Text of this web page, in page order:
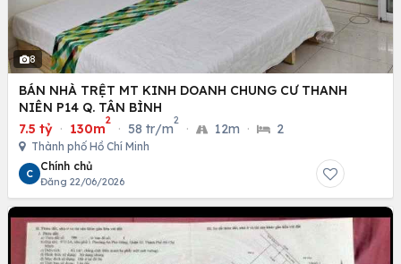
8
BÁN NHÀ TRỆT MT KINH DOANH CHUNG CƯ THANH
NIÊN P14 Q. TÂN BÌNH
7.5 tỷ · 130m
2
· 58 tr/m
2
· 12m · 2
Thành phố Hồ Chí Minh
C
Chính chủ
Đăng 22/06/2026